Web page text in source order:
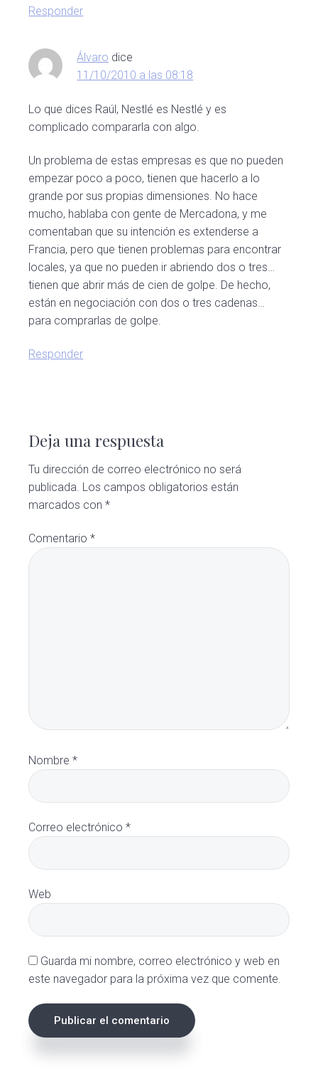
Responder
Álvaro dice
11/10/2010 a las 08:18
Lo que dices Raúl, Nestlé es Nestlé y es
complicado compararla con algo.
Un problema de estas empresas es que no pueden
empezar poco a poco, tienen que hacerlo a lo
grande por sus propias dimensiones. No hace
mucho, hablaba con gente de Mercadona, y me
comentaban que su intención es extenderse a
Francia, pero que tienen problemas para encontrar
locales, ya que no pueden ir abriendo dos o tres…
tienen que abrir más de cien de golpe. De hecho,
están en negociación con dos o tres cadenas…
para comprarlas de golpe.
Responder
Deja una respuesta
Tu dirección de correo electrónico no será
publicada. Los campos obligatorios están
marcados con*
Comentario*
Nombre*
Correo electrónico*
Web
Guarda mi nombre, correo electrónico y web en
este navegador para la próxima vez que comente.